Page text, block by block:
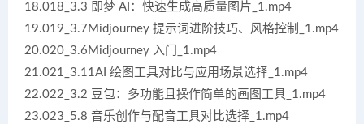
18.018_3.3 即梦 AI：快速生成高质量图片_1.mp4
19.019_3.7Midjourney 提示词进阶技巧、风格控制_1.mp4
20.020_3.6Midjourney 入门_1.mp4
21.021_3.11AI 绘图工具对比与应用场景选择_1.mp4
22.022_3.2 豆包：多功能且操作简单的画图工具_1.mp4
23.023_5.8 音乐创作与配音工具对比选择_1.mp4